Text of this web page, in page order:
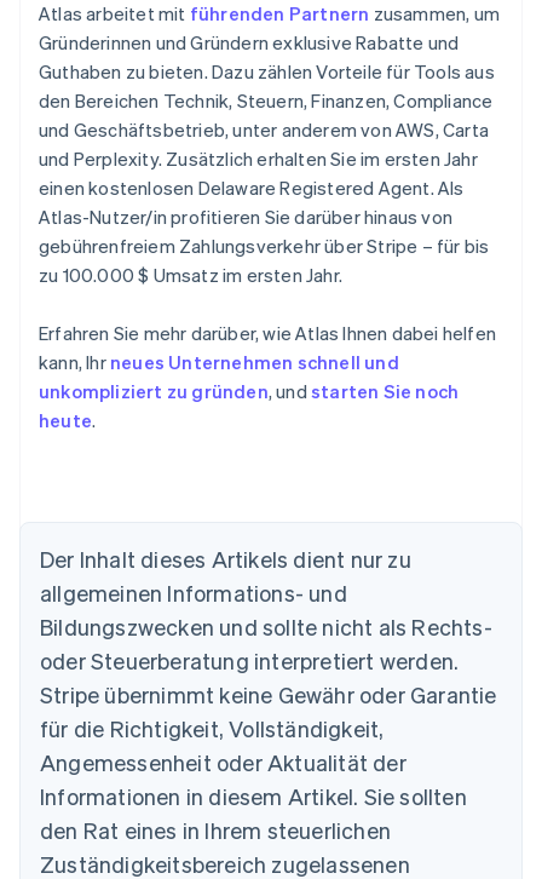
Atlas arbeitet mit führenden Partnern zusammen, um
Gründerinnen und Gründern exklusive Rabatte und
Guthaben zu bieten. Dazu zählen Vorteile für Tools aus
den Bereichen Technik, Steuern, Finanzen, Compliance
und Geschäftsbetrieb, unter anderem von AWS, Carta
und Perplexity. Zusätzlich erhalten Sie im ersten Jahr
einen kostenlosen Delaware Registered Agent. Als
Atlas-Nutzer/in profitieren Sie darüber hinaus von
gebührenfreiem Zahlungsverkehr über Stripe – für bis
zu 100.000 $ Umsatz im ersten Jahr.
Erfahren Sie mehr darüber, wie Atlas Ihnen dabei helfen
kann, Ihr neues Unternehmen schnell und
unkompliziert zu gründen, undstarten Sie noch
heute.
Der Inhalt dieses Artikels dient nur zu
allgemeinen Informations- und
Bildungszwecken und sollte nicht als Rechts-
oder Steuerberatung interpretiert werden.
Stripe übernimmt keine Gewähr oder Garantie
für die Richtigkeit, Vollständigkeit,
Angemessenheit oder Aktualität der
Informationen in diesem Artikel. Sie sollten
den Rat eines in Ihrem steuerlichen
Zuständigkeitsbereich zugelassenen
English
Belgien
Nederlands Français Deutsch English
Brasilien
PortuguêsEnglish
Bulgarien
Dänemark
English
Deutschland
Deutsch English
Estland
English